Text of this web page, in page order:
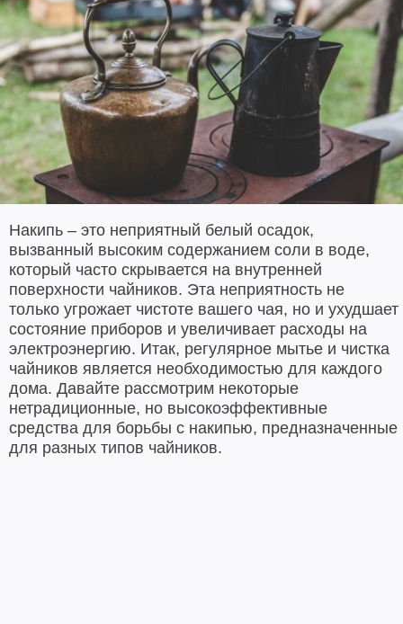
Накипь – это неприятный белый осадок,
вызванный высоким содержанием соли в воде,
который часто скрывается на внутренней
поверхности чайников. Эта неприятность не
только угрожает чистоте вашего чая, но и ухудшает
состояние приборов и увеличивает расходы на
электроэнергию. Итак, регулярное мытье и чистка
чайников является необходимостью для каждого
дома. Давайте рассмотрим некоторые
нетрадиционные, но высокоэффективные
средства для борьбы с накипью, предназначенные
для разных типов чайников.